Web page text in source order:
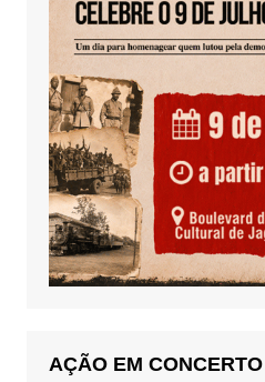
AÇÃO EM CONCERTO